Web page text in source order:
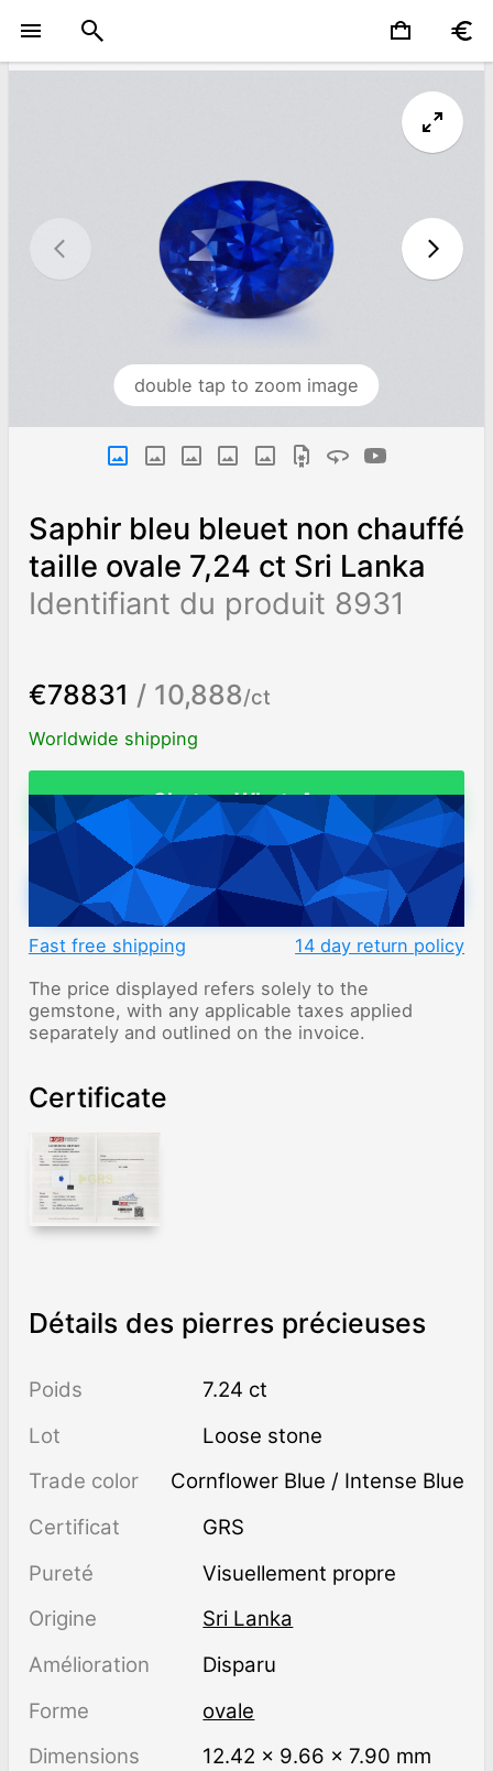
double tap to zoom image
Saphir bleu bleuet non chauffé
taille ovale 7,24 ct Sri Lanka
Identifiant du produit 8931
€78831 / 10,888/ct
Worldwide shipping
Chat on WhatsApp
ADD TO CART
Fast free shipping
14 day return policy
The price displayed refers solely to the
gemstone, with any applicable taxes applied
separately and outlined on the invoice.
Certificate
Détails des pierres précieuses
Poids
7.24 ct
Lot
Loose stone
Trade color
Cornflower Blue / Intense Blue
Certificat
GRS
Pureté
visuellement propre
Origine
Sri Lanka
Amélioration
disparu
Forme
ovale
Dimensions
12.42 × 9.66 × 7.90 mm